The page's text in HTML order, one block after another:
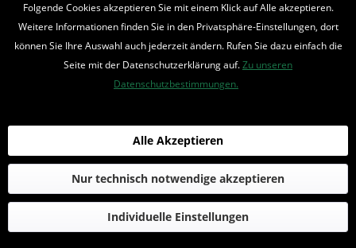
* Alle Preise inkl. MwSt. und zzgl. Bearbeitungspauschale
© 2016-2022 Romantruhe - Buchversand, Joachim Otto
die profilschmiede - Internetagentur
Folgende Cookies akzeptieren Sie mit einem Klick auf Alle akzeptieren.
Weitere Informationen finden Sie in den Privatsphäre-Einstellungen, dort
können Sie Ihre Auswahl auch jederzeit ändern. Rufen Sie dazu einfach die
Seite mit der Datenschutzerklärung auf.Zu unseren
Datenschutzbestimmungen.
Individuelle Einstellungen
Nur technisch notwendige akzeptieren
Alle Akzeptieren